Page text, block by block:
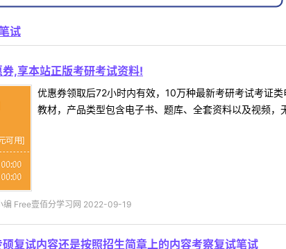
试
,享本站正版考研考试资料!
优惠券领取后72小时内有效，10万种最新考研考试考证
教材，产品类型包含电子书、题库、全套资料以及视频
编 Free壹佰分学习网 2022-09-19
复试内容还是按照招生简章上的内容考察复试笔试